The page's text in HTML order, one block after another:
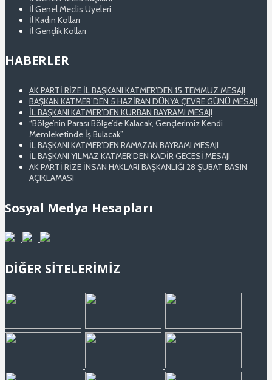
İl Genel Meclis Üyeleri
İl Kadın Kolları
İl Gençlik Kolları
HABERLER
AK PARTİ RİZE İL BAŞKANI KATMER’DEN 15 TEMMUZ MESAJI
BAŞKAN KATMER’DEN 5 HAZİRAN DÜNYA ÇEVRE GÜNÜ MESAJI
İL BAŞKANI KATMER’DEN KURBAN BAYRAMI MESAJI
“Bölge’nin Parası Bölge’de Kalacak, Gençlerimiz Kendi
Memleketinde İş Bulacak”
İL BAŞKANI KATMER’DEN RAMAZAN BAYRAMI MESAJI
İL BAŞKANI YILMAZ KATMER’DEN KADİR GECESİ MESAJI
AK PARTİ RİZE İNSAN HAKLARI BAŞKANLIĞI 28 ŞUBAT BASIN
AÇIKLAMASI
Sosyal Medya Hesapları
DİĞER SİTELERİMİZ